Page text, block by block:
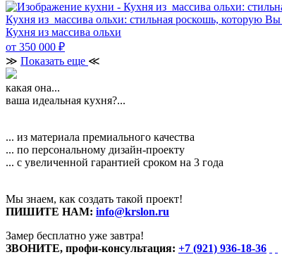
Кухня из массива ольхи: стильная роскошь, которую Вы
Кухня из массива ольхи
от 350 000 ₽
≫ Показать еще ≪
какая она...
ваша идеальная кухня?...
... из материала премиального качества
... по персональному дизайн-проекту
... с увеличенной гарантией сроком на 3 года
Мы знаем, как создать такой проект!
ПИШИТЕ НАМ: info@krslon.ru
Замер бесплатно уже завтра!
ЗВОНИТЕ, профи-консультация: +7 (921) 936-18-36